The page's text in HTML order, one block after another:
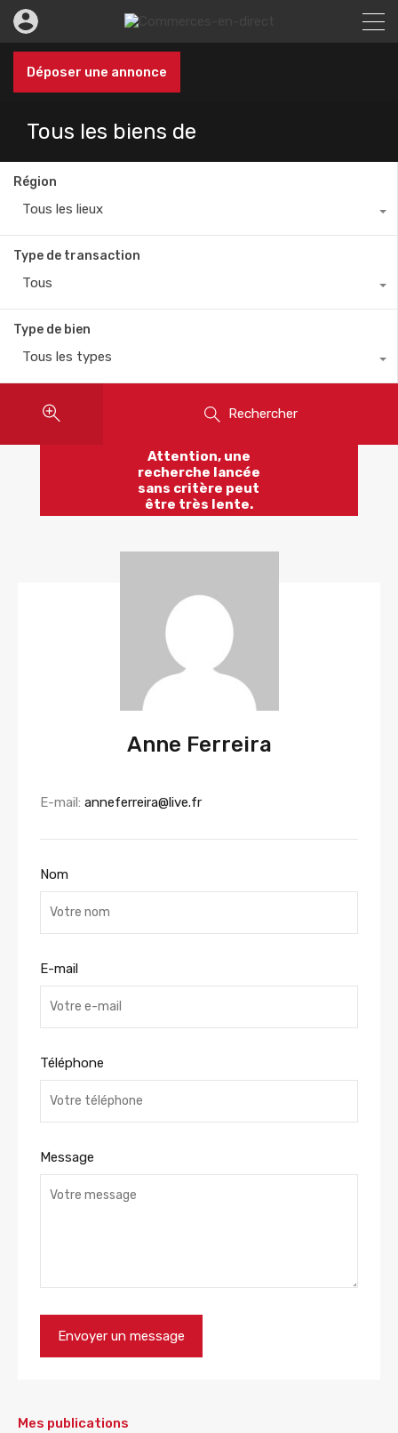
Déposer une annonce
Tous les biens de
Région
Tous les lieux
Type de transaction
Tous
Type de bien
Tous les types
Rechercher
Attention, une
recherche lancée
sans critère peut
être très lente.
Anne Ferreira
E-mail: anneferreira@live.fr
Nom
E-mail
Téléphone
Message
Mes publications